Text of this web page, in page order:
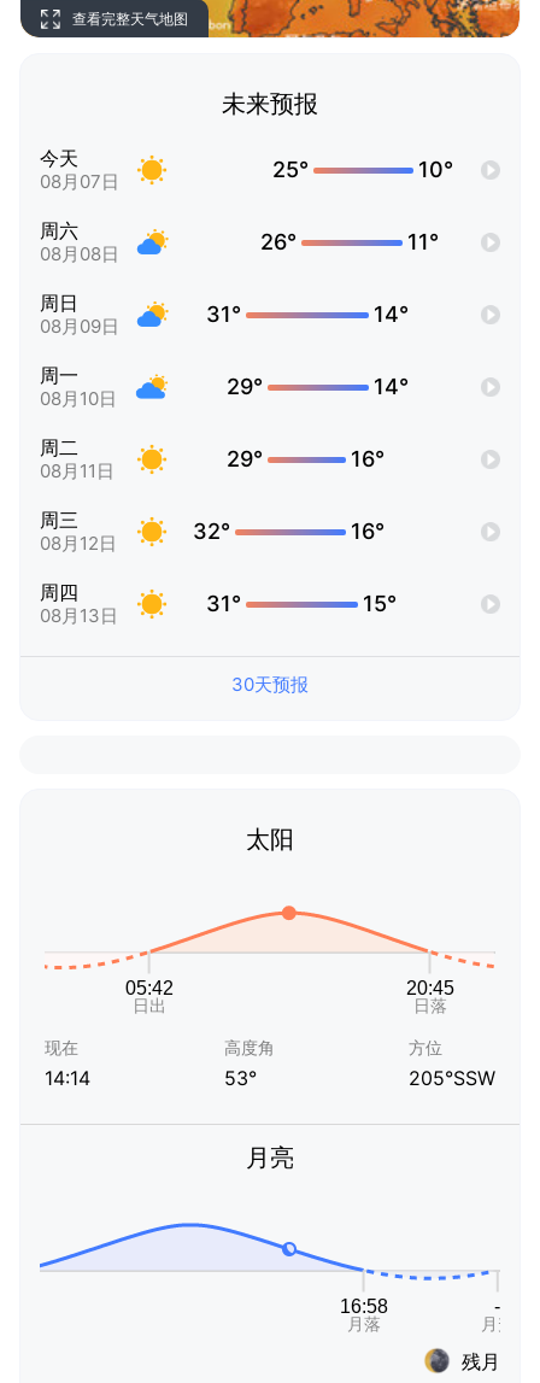
查看完整天气地图
未来预报
今天
08月07日 25° 10°
周六
08月08日 26° 11°
周日
08月09日 31° 14°
周一
08月10日 29° 14°
周二
08月11日 29° 16°
周三
08月12日 32° 16°
周四
08月13日 31° 15°
30天预报
太阳
现在
14:14
高度角
53°
方位
205°SSW
月亮
残月